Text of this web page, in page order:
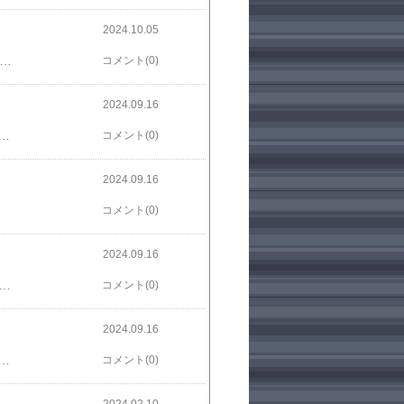
2024.10.05
コメント(0)
ない pic.twitter.com/bzNEUPu0Rt— さと（いぬ） (@sa103to3tosa10) May 29, 2024
2024.09.16
コメント(0)
2024.09.16
コメント(0)
2024.09.16
コメント(0)
2024.09.16
コメント(0)